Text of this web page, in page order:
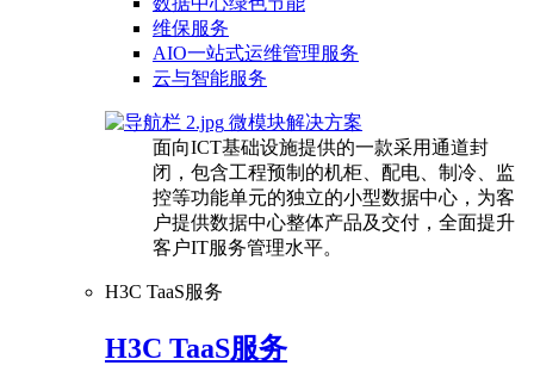
维保服务
AIO一站式运维管理服务
云与智能服务
微模块解决方案
面向ICT基础设施提供的一款采用通道封
闭，包含工程预制的机柜、配电、制冷、监
控等功能单元的独立的小型数据中心，为客
户提供数据中心整体产品及交付，全面提升
客户IT服务管理水平。
H3C TaaS服务
H3C TaaS服务